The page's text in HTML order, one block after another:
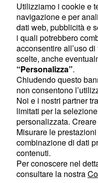
Le decisioni lavorative
rimandate.
Gemelli: chi cerca
conoscere delle nuove
perdere tempo e avere
importante curare
nervosismo.
Cancro: il partner sta
e questo può portare
Utilizziamo i cookie e
navigazione e per
dati web, pubblicità e
i quali potrebbero
acconsentire all’uso
scelte, anche
“Personalizza”.
Chiudendo questo
non consentono
Noi e i nostri partner
limitati per la
personalizzata.
Misurare le
combinazione di dati
contenuti.
Per conoscere nel
consultare la nostra